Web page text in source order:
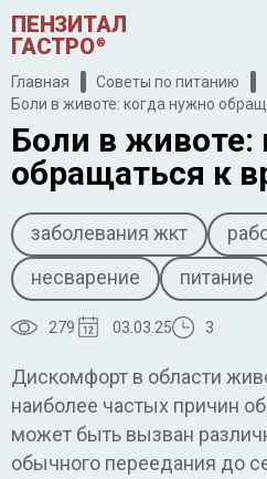
ПЕНЗИТАЛ
ГАСТРО®
Главная
Советы по питанию
Боли в животе: когда нужно
Боли в животе:
обращаться к
заболевания жкт
несварение
питание
279 03.03.25 3
Дискомфорт в области
наиболее частых причин
может быть вызван
обычного переедания до